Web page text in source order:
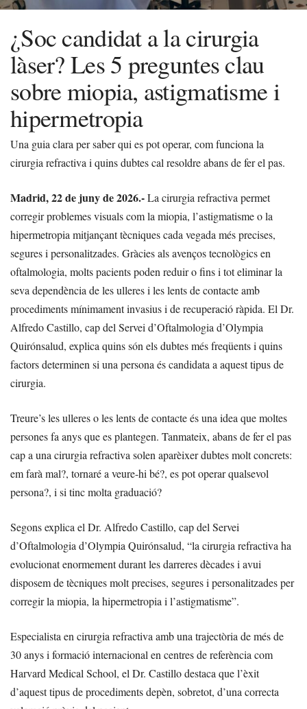
¿Soc candidat a la cirurgia
làser? Les 5 preguntes clau
sobre miopia, astigmatisme i
hipermetropia
Una guia clara per saber qui es pot operar, com funciona la
cirurgia refractiva i quins dubtes cal resoldre abans de fer el pas.
Madrid, 22 de juny de 2026.-La cirurgia refractiva permet
corregir problemes visuals com la miopia, l’astigmatisme o la
hipermetropia mitjançant tècniques cada vegada més precises,
segures i personalitzades. Gràcies als avenços tecnològics en
oftalmologia, molts pacients poden reduir o fins i tot eliminar la
seva dependència de les ulleres i les lents de contacte amb
procediments mínimament invasius i de recuperació ràpida. El Dr.
Alfredo Castillo, cap del Servei d’Oftalmologia d’Olympia
Quirónsalud, explica quins són els dubtes més freqüents i quins
factors determinen si una persona és candidata a aquest tipus de
cirurgia.
Treure’s les ulleres o les lents de contacte és una idea que moltes
persones fa anys que es plantegen. Tanmateix, abans de fer el pas
cap a una cirurgia refractiva solen aparèixer dubtes molt concrets:
em farà mal?, tornaré a veure-hi bé?, es pot operar qualsevol
persona?, i si tinc molta graduació?
Segons explica el Dr. Alfredo Castillo, cap del Servei
d’Oftalmologia d’Olympia Quirónsalud, “la cirurgia refractiva ha
evolucionat enormement durant les darreres dècades i avui
disposem de tècniques molt precises, segures i personalitzades per
corregir la miopia, la hipermetropia i l’astigmatisme”.
Especialista en cirurgia refractiva amb una trajectòria de més de
30 anys i formació internacional en centres de referència com
Harvard Medical School, el Dr. Castillo destaca que l’èxit
d’aquest tipus de procediments depèn, sobretot, d’una correcta